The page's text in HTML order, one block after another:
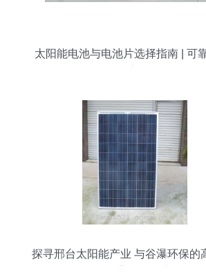
太阳能电池与电池片选择指南 | 可
探寻邢台太阳能产业 与谷瀑环保的